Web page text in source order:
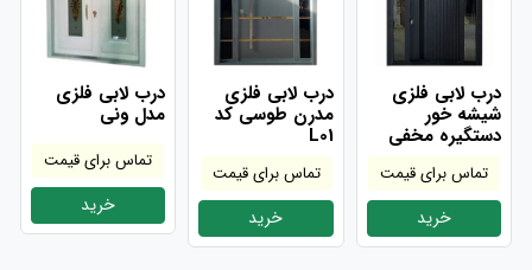
درب لابی فلزی
مدل ونی
تماس برای قیمت
خرید
درب لابی فلزی
مدرن طوسی کد
L01
تماس برای قیمت
خرید
درب لابی فلزی
شیشه خور
دستگیره مخفی
تماس برای قیمت
خرید